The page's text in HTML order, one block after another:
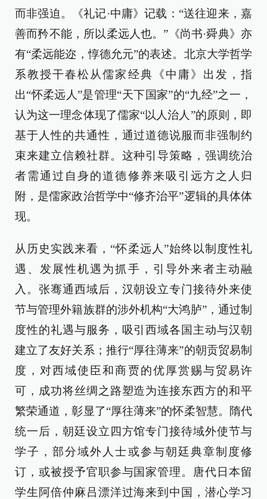
而非强迫。《礼记·中庸》记载：“送往迎来，嘉
善而矜不能，所以柔远人也。”《尚书·舜典》亦
有“柔远能迩，惇德允元”的表述。北京大学哲学
系教授干春松从儒家经典《中庸》出发，指
出“怀柔远人”是管理“天下国家”的“九经”之一，
认为这一理念体现了儒家“以人治人”的原则，即
基于人性的共通性，通过道德说服而非强制约
束来建立信赖社群。这种引导策略，强调统治
者需通过自身的道德修养来吸引远方之人归
附，是儒家政治哲学中“修齐治平”逻辑的具体体
现。
从历史实践来看，“怀柔远人”始终以制度性礼
遇、发展性机遇为抓手，引导外来者主动融
入。张骞通西域后，汉朝设立专门接待外来使
节与管理外籍族群的涉外机构“大鸿胪”，通过制
度性的礼遇与服务，吸引西域各国主动与汉朝
建立了友好关系；推行“厚往薄来”的朝贡贸易制
度，对西域使臣和商贾的优厚赏赐与贸易许
可，成功将丝绸之路塑造为连接东西方的和平
繁荣通道，彰显了“厚往薄来”的怀柔智慧。隋代
统一后，朝廷设立四方馆专门接待域外使节与
学子，部分域外人士或参与朝廷典章制度修
订，或被授予官职参与国家管理。唐代日本留
学生阿倍仲麻吕漂洋过海来到中国，潜心学习